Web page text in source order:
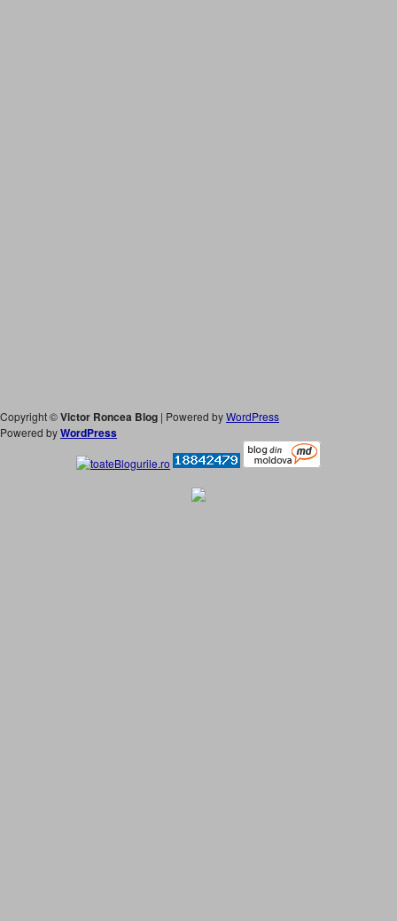
Copyright ©Victor Roncea Blog | Powered byWordPress
Powered byWordPress